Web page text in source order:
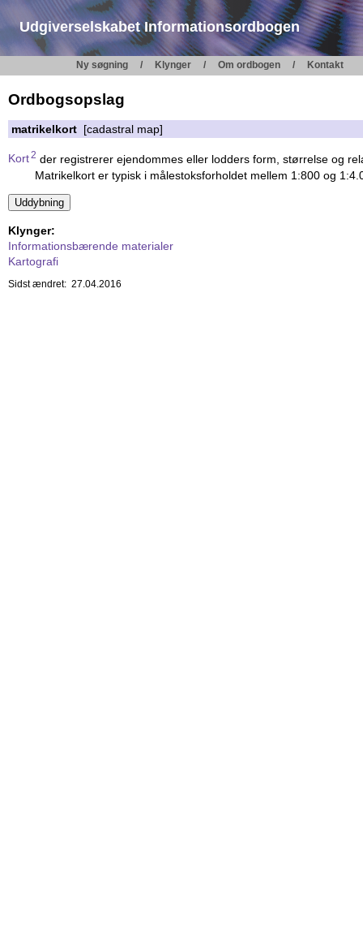
Udgiverselskabet Informationsordbogen
Ny søgning Klynger Om ordbogen Kontakt
Ordbogsopslag
matrikelkort [cadastral map]
Kort2 der registrerer ejendommes eller lodders form, størrelse og
Matrikelkort er typisk i målestoksforholdet mellem 1:800 og
Klynger:
Informationsbærende materialer
Kartografi
Sidst ændret: 27.04.2016